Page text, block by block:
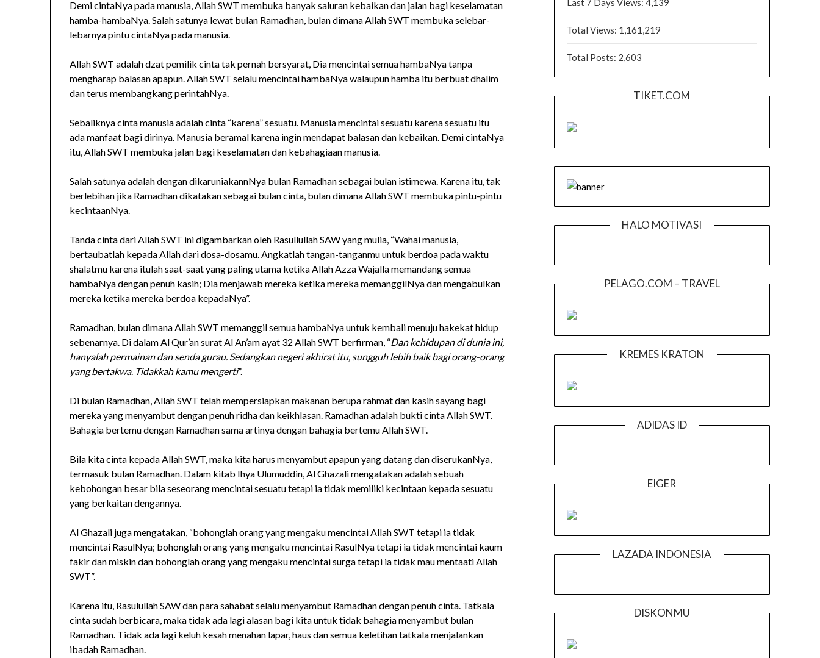
Demi cintaNya pada manusia, Allah SWT membuka banyak saluran kebaikan dan jalan bagi keselamatan
hamba-hambaNya. Salah satunya lewat bulan Ramadhan, bulan dimana Allah SWT membuka selebar-
lebarnya pintu cintaNya pada manusia.
Allah SWT adalah dzat pemilik cinta tak pernah bersyarat, Dia mencintai semua hambaNya tanpa
mengharap balasan apapun. Allah SWT selalu mencintai hambaNya walaupun hamba itu berbuat dhalim
dan terus membangkang perintahNya.
Sebaliknya cinta manusia adalah cinta “karena” sesuatu. Manusia mencintai sesuatu karena sesuatu itu
ada manfaat bagi dirinya. Manusia beramal karena ingin mendapat balasan dan kebaikan. Demi cintaNya
itu, Allah SWT membuka jalan bagi keselamatan dan kebahagiaan manusia.
Salah satunya adalah dengan dikaruniakannNya bulan Ramadhan sebagai bulan istimewa. Karena itu, tak
berlebihan jika Ramadhan dikatakan sebagai bulan cinta, bulan dimana Allah SWT membuka pintu-pintu
kecintaanNya.
Tanda cinta dari Allah SWT ini digambarkan oleh Rasullullah SAW yang mulia, “Wahai manusia,
bertaubatlah kepada Allah dari dosa-dosamu. Angkatlah tangan-tanganmu untuk berdoa pada waktu
shalatmu karena itulah saat-saat yang paling utama ketika Allah Azza Wajalla memandang semua
hambaNya dengan penuh kasih; Dia menjawab mereka ketika mereka memanggilNya dan mengabulkan
mereka ketika mereka berdoa kepadaNya”.
Ramadhan, bulan dimana Allah SWT memanggil semua hambaNya untuk kembali menuju hakekat hidup
sebenarnya. Di dalam Al Qur’an surat Al An’am ayat 32 Allah SWT berfirman, “Dan kehidupan di dunia ini,
hanyalah permainan dan senda gurau. Sedangkan negeri akhirat itu, sungguh lebih baik bagi orang-orang
yang bertakwa. Tidakkah kamu mengerti”.
Di bulan Ramadhan, Allah SWT telah mempersiapkan makanan berupa rahmat dan kasih sayang bagi
mereka yang menyambut dengan penuh ridha dan keikhlasan. Ramadhan adalah bukti cinta Allah SWT.
Bahagia bertemu dengan Ramadhan sama artinya dengan bahagia bertemu Allah SWT.
Bila kita cinta kepada Allah SWT, maka kita harus menyambut apapun yang datang dan diserukanNya,
termasuk bulan Ramadhan. Dalam kitab Ihya Ulumuddin, Al Ghazali mengatakan adalah sebuah
kebohongan besar bila seseorang mencintai sesuatu tetapi ia tidak memiliki kecintaan kepada sesuatu
yang berkaitan dengannya.
Al Ghazali juga mengatakan, “bohonglah orang yang mengaku mencintai Allah SWT tetapi ia tidak
mencintai RasulNya; bohonglah orang yang mengaku mencintai RasulNya tetapi ia tidak mencintai kaum
fakir dan miskin dan bohonglah orang yang mengaku mencintai surga tetapi ia tidak mau mentaati Allah
SWT”.
Karena itu, Rasulullah SAW dan para sahabat selalu menyambut Ramadhan dengan penuh cinta. Tatkala
cinta sudah berbicara, maka tidak ada lagi alasan bagi kita untuk tidak bahagia menyambut bulan
Ramadhan. Tidak ada lagi keluh kesah menahan lapar, haus dan semua keletihan tatkala menjalankan
ibadah Ramadhan.
Last 7 Days Views: 4,139
Total Views: 1,161,219
Total Posts: 2,603
TIKET.COM
HALO MOTIVASI
PELAGO.COM – TRAVEL
KREMES KRATON
ADIDAS ID
EIGER
LAZADA INDONESIA
DISKONMU